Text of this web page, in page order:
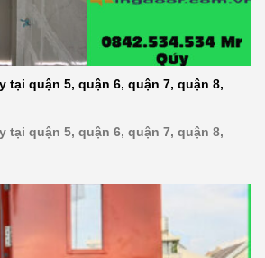
tại quận 5, quận 6, quận 7, quận 8,
tại quận 5, quận 6, quận 7, quận 8,